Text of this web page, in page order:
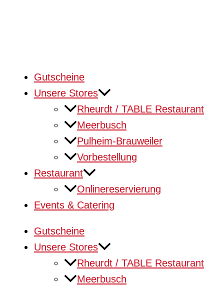
Gutscheine
Unsere Stores
Rheurdt / TABLE Restaurant
Meerbusch
Pulheim-Brauweiler
Vorbestellung
Restaurant
Onlinereservierung
Events & Catering
Gutscheine
Unsere Stores
Rheurdt / TABLE Restaurant
Meerbusch